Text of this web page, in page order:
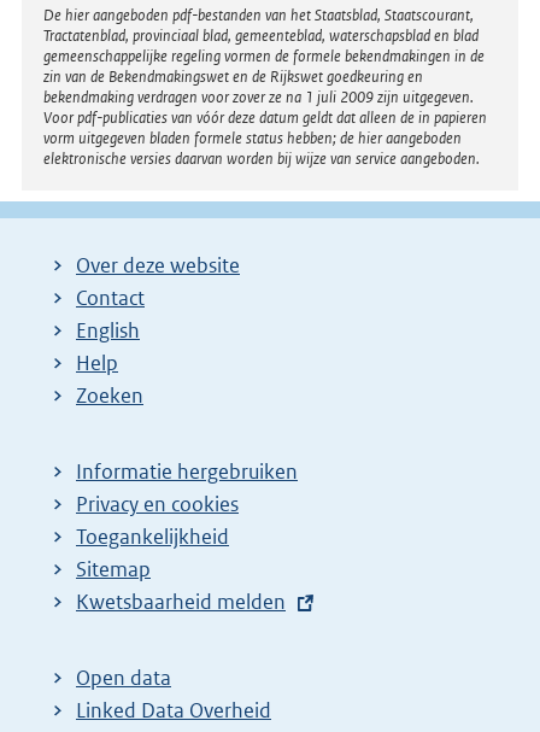
Disclaimer
De hier aangeboden pdf-bestanden van het Staatsblad, Staatscourant,
Tractatenblad, provinciaal blad, gemeenteblad, waterschapsblad en blad
gemeenschappelijke regeling vormen de formele bekendmakingen in de
zin van de Bekendmakingswet en de Rijkswet goedkeuring en
bekendmaking verdragen voor zover ze na 1 juli 2009 zijn uitgegeven.
Voor pdf-publicaties van vóór deze datum geldt dat alleen de in papieren
vorm uitgegeven bladen formele status hebben; de hier aangeboden
elektronische versies daarvan worden bij wijze van service aangeboden.
Over deze website
Contact
English
Help
Zoeken
Informatie hergebruiken
Privacy en cookies
Toegankelijkheid
Sitemap
E
t
e
Kwetsbaarheid melden
Open data
Linked Data Overheid